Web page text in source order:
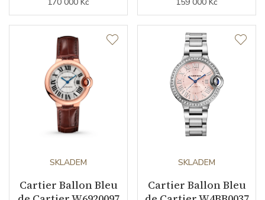
Sekundová ručka ANO
Barva číselníku
Indexy číselníku římské číslice
Řemínek / Spona
Materiál řemínku nerezová ocel
SKLADEM
Cartier Ballon Bleu
SKLADEM
Cartier Ballon Bleu